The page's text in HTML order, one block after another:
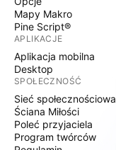
Mapy Makro
Pine Script®
APLIKACJE
Aplikacja mobilna
Desktop
SPOŁECZNOŚĆ
Sieć społecznościowa
Ściana Miłości
Poleć przyjaciela
Program twórców